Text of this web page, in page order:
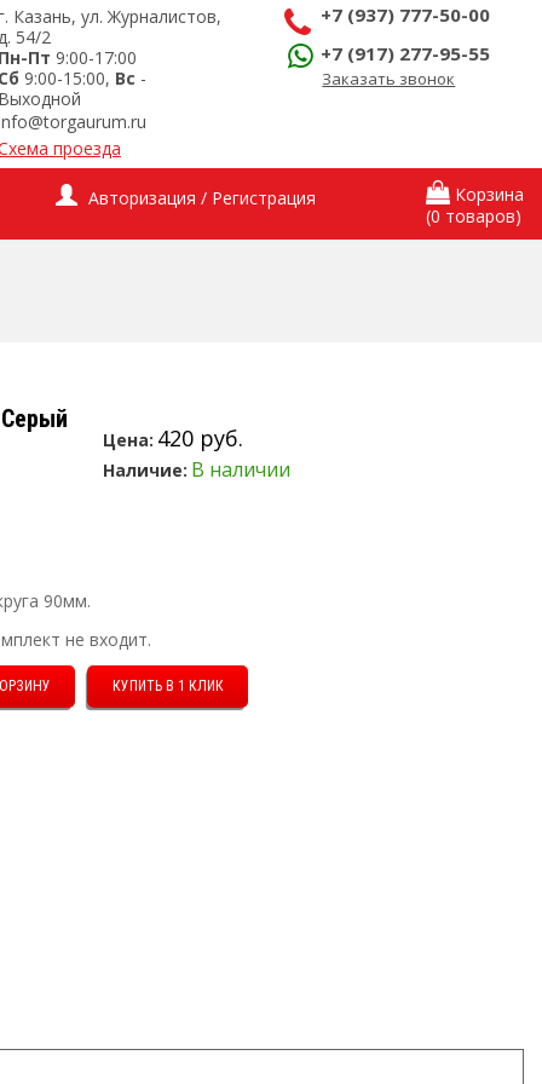
Казань, ул. Журналистов,
54/2
Пн-Пт 9:00-17:00
Сб 9:00-15:00, Вс -
Выходной
проезда
+7 (937) 777-50-00
+7 (917) 277-95-55
Заказать звонок
Авторизация / Регистрация
Корзина
(0 товаров)
Цена: 420 руб.
Наличие: В наличии
90мм.
не входит.
КУПИТЬ В 1 КЛИК